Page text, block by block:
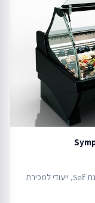
קונטר מזון ימי טרי על קרח עם זיגוג זכוכית במתכונת Self, ייעודי למכירת